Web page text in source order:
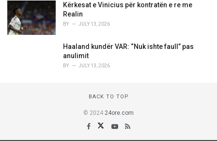
Kërkesat e Vinicius për kontratën e re me
Realin
BY JULY 13, 2026
Haaland kundër VAR: “Nuk ishte faull” pas
anulimit
BY JULY 13, 2026
BACK TO TOP
© 2024 24ore.com